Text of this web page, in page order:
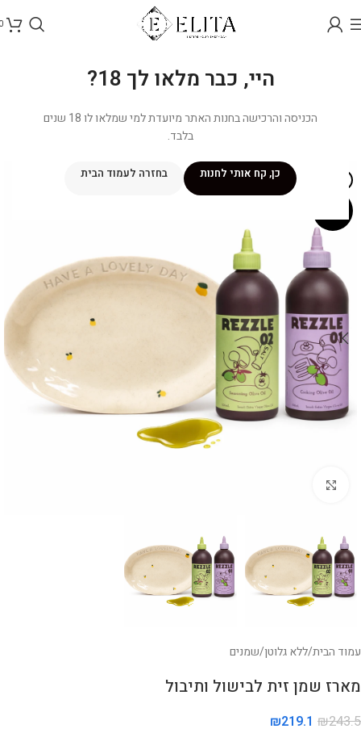
היי, כבר מלאו לך 18?
הכניסה והרכישה בחנות האתר מיועדת למי שמלאו לו 18 שנים
בלבד.
כן, קח אותי לחנות בחזרה לעמוד הבית
עמוד הבית/ללא גלוטן/שמנים
מארז שמן זית לבישול ותיבול
₪243.5
₪219.1